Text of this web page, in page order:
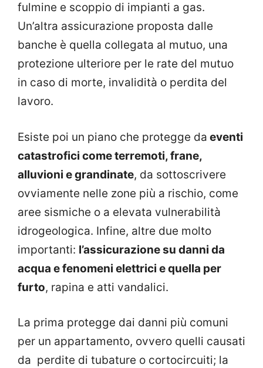
fulmine e scoppio di impianti a gas.
Un’altra assicurazione proposta dalle
banche è quella collegata al mutuo, una
protezione ulteriore per le rate del mutuo
in caso di morte, invalidità o perdita del
lavoro.
Esiste poi un piano che protegge da eventi
catastrofici come terremoti, frane,
alluvioni e grandinate, da sottoscrivere
ovviamente nelle zone più a rischio, come
aree sismiche o a elevata vulnerabilità
idrogeologica. Infine, altre due molto
importanti: l’assicurazione su danni da
acqua e fenomeni elettrici e quella per
furto, rapina e atti vandalici.
La prima protegge dai danni più comuni
per un appartamento, ovvero quelli causati
da perdite di tubature o cortocircuiti; la